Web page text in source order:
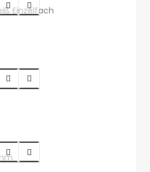
 
 
 